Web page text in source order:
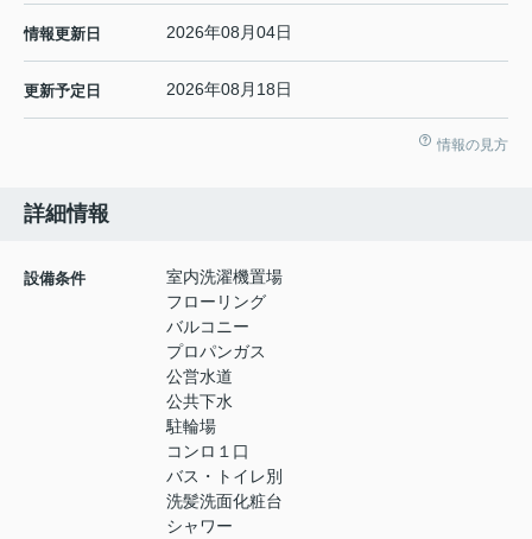
情報更新日 2026年08月04日
更新予定日 2026年08月18日
情報の見方
詳細情報
設備条件
室内洗濯機置場
フローリング
バルコニー
プロパンガス
公営水道
公共下水
駐輪場
コンロ１口
バス・トイレ別
洗髪洗面化粧台
シャワー